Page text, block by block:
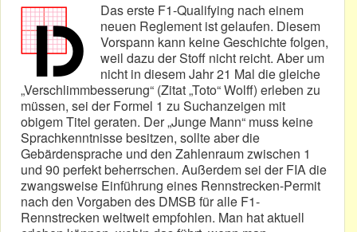
Das erste F1-Qualifying nach einem
neuen Reglement ist gelaufen. Diesem
Vorspann kann keine Geschichte folgen,
weil dazu der Stoff nicht reicht. Aber um
nicht in diesem Jahr 21 Mal die gleiche
„Verschlimmbesserung“ (Zitat „Toto“ Wolff) erleben zu
müssen, sei der Formel 1 zu Suchanzeigen mit
obigem Titel geraten. Der „Junge Mann“ muss keine
Sprachkenntnisse besitzen, sollte aber die
Gebärdensprache und den Zahlenraum zwischen 1
und 90 perfekt beherrschen. Außerdem sei der FIA die
zwangsweise Einführung eines Rennstrecken-Permit
nach den Vorgaben des DMSB für alle F1-
Rennstrecken weltweit empfohlen. Man hat aktuell